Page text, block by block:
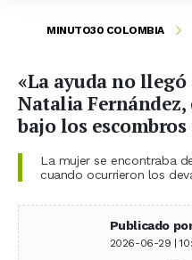
MINUTO30 COLOMBIA
«La ayuda no
Natalia
bajo los
La mujer se encontraba
cuando ocurrieron los
Publicado
2026-06-29 |